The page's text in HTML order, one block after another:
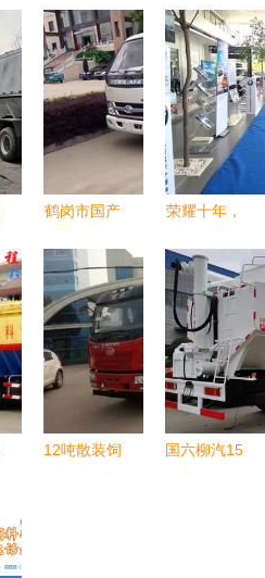
鹤岗市国产
及配置详解
东风天锦扫
路车厂价直
供，高效清
洁新标杆
荣耀十年，
——南昌万
宝行十周年
庆纪述
12吨散装饲
国六柳汽15